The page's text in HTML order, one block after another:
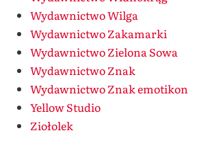
Wydawnictwo Wilga
Wydawnictwo Zakamarki
Wydawnictwo Zielona Sowa
Wydawnictwo Znak
Wydawnictwo Znak emotikon
Yellow Studio
Ziołolek